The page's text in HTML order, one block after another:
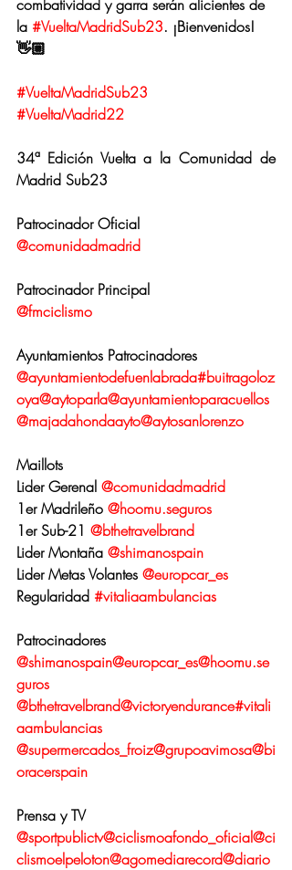
combatividad y garra serán alicientes de
la #VueltaMadridSub23. ¡Bienvenidos!
👋🏼
#VueltaMadridSub23
#VueltaMadrid22
34ª Edición Vuelta a la Comunidad de
Madrid Sub23
Patrocinador Oficial
@comunidadmadrid
Patrocinador Principal
@fmciclismo
Ayuntamientos Patrocinadores
@ayuntamientodefuenlabrada#buitragoloz
oya@aytoparla@ayuntamientoparacuellos
@majadahondaayto@aytosanlorenzo
Maillots
Lider Gerenal @comunidadmadrid
1er Madrileño @hoomu.seguros
1er Sub-21 @bthetravelbrand
Lider Montaña @shimanospain
Lider Metas Volantes @europcar_es
Regularidad #vitaliaambulancias
Patrocinadores
@shimanospain@europcar_es@hoomu.se
guros
@bthetravelbrand@victoryendurance#vitali
aambulancias
@supermercados_froiz@grupoavimosa@bi
oracerspain
Prensa y TV
@sportpublictv@ciclismoafondo_oficial@ci
clismoelpeloton@agomediarecord@diario